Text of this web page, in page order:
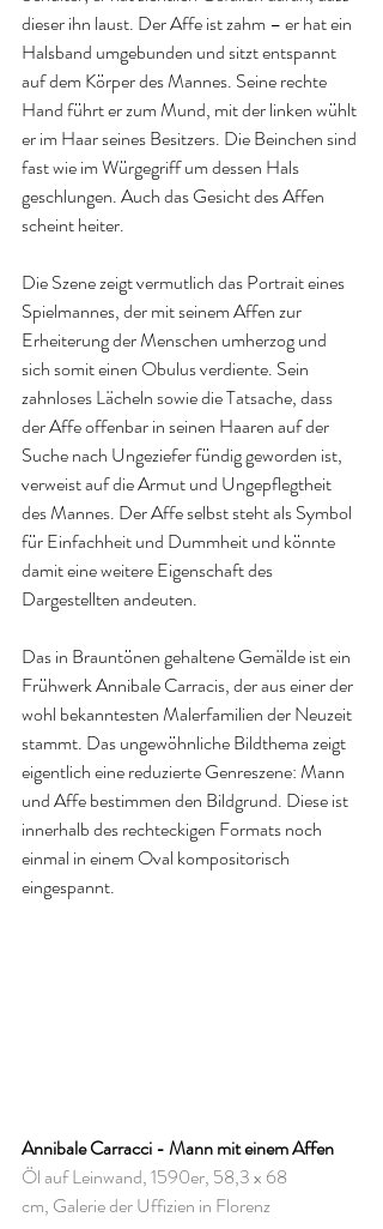
dieser ihn laust. Der Affe ist zahm – er hat ein
Halsband umgebunden und sitzt entspannt
auf dem Körper des Mannes. Seine rechte
Hand führt er zum Mund, mit der linken wühlt
er im Haar seines Besitzers. Die Beinchen sind
fast wie im Würgegriff um dessen Hals
geschlungen. Auch das Gesicht des Affen
scheint heiter.
Die Szene zeigt vermutlich das Portrait eines
Spielmannes, der mit seinem Affen zur
Erheiterung der Menschen umherzog und
sich somit einen Obulus verdiente. Sein
zahnloses Lächeln sowie die Tatsache, dass
der Affe offenbar in seinen Haaren auf der
Suche nach Ungeziefer fündig geworden ist,
verweist auf die Armut und Ungepflegtheit
des Mannes. Der Affe selbst steht als Symbol
für Einfachheit und Dummheit und könnte
damit eine weitere Eigenschaft des
Dargestellten andeuten.
Das in Brauntönen gehaltene Gemälde ist ein
Frühwerk Annibale Carracis, der aus einer der
wohl bekanntesten Malerfamilien der Neuzeit
stammt. Das ungewöhnliche Bildthema zeigt
eigentlich eine reduzierte Genreszene: Mann
und Affe bestimmen den Bildgrund. Diese ist
innerhalb des rechteckigen Formats noch
einmal in einem Oval kompositorisch
eingespannt.
Annibale Carracci - Mann mit einem Affen
Öl auf Leinwand, 1590er, 58,3 x 68
cm, Galerie der Uffizien in Florenz